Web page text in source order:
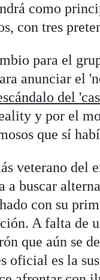
como
con tres
para el
anunciar el
del
y por el
que sí
veterano del
a buscar
con su
A falta de
que aún se
oficial es la